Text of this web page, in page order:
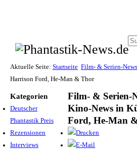
Aktuelle Seite: Startseite Film- & Serien-News
Harrison Ford, He-Man & Thor
Kategorien
Deutscher
Phantastik Preis
Rezensionen
Interviews
Film- & Serien-
Kino-News in
Ford, He-Man